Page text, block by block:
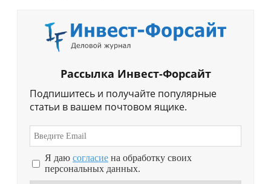
Рассылка Инвест-Форсайт
Подпишитесь и получайте популярные
статьи в вашем почтовом ящике.
Я даю согласие на обработку своих
персональных данных.